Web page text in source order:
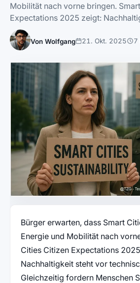
Mobilität nach vorne bringen.
Expectations 2025 zeigt:
Von Wolfgang 21. Okt. 2025 7
Bürger erwarten, dass Smart
Energie und Mobilität nach
Cities Citizen Expectations
Nachhaltigkeit steht vor
Gleichzeitig fordern Menschen